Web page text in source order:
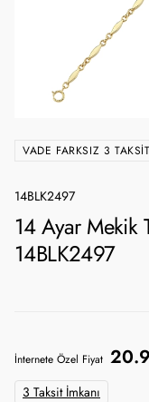
VADE FARKSIZ 3 TAKSIT
14BLK2497
14 Ayar Mekik
14BLK2497
İnternete Özel Fiyat
3 Taksit İmkanı